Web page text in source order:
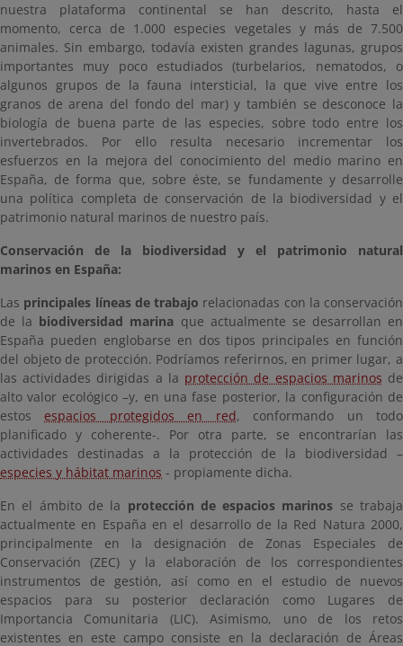
nuestra plataforma continental se han descrito, hasta el
momento, cerca de 1.000 especies vegetales y más de 7.500
animales. Sin embargo, todavía existen grandes lagunas, grupos
importantes muy poco estudiados (turbelarios, nematodos, o
algunos grupos de la fauna intersticial, la que vive entre los
granos de arena del fondo del mar) y también se desconoce la
biología de buena parte de las especies, sobre todo entre los
invertebrados. Por ello resulta necesario incrementar los
esfuerzos en la mejora del conocimiento del medio marino en
España, de forma que, sobre éste, se fundamente y desarrolle
una política completa de conservación de la biodiversidad y el
patrimonio natural marinos de nuestro país.
Conservación de la biodiversidad y el patrimonio natural
marinos en España:
Las principales líneas de trabajo relacionadas con la conservación
de la biodiversidad marina que actualmente se desarrollan en
España pueden englobarse en dos tipos principales en función
del objeto de protección. Podríamos referirnos, en primer lugar, a
las actividades dirigidas a la protección de espacios marinos de
alto valor ecológico –y, en una fase posterior, la configuración de
estos espacios protegidos en red, conformando un todo
planificado y coherente-. Por otra parte, se encontrarían las
actividades destinadas a la protección de la biodiversidad –
especies y hábitat marinos - propiamente dicha.
En el ámbito de la protección de espacios marinos se trabaja
actualmente en España en el desarrollo de la Red Natura 2000,
principalmente en la designación de Zonas Especiales de
Conservación (ZEC) y la elaboración de los correspondientes
instrumentos de gestión, así como en el estudio de nuevos
espacios para su posterior declaración como Lugares de
Importancia Comunitaria (LIC). Asimismo, uno de los retos
existentes en este campo consiste en la declaración de Áreas